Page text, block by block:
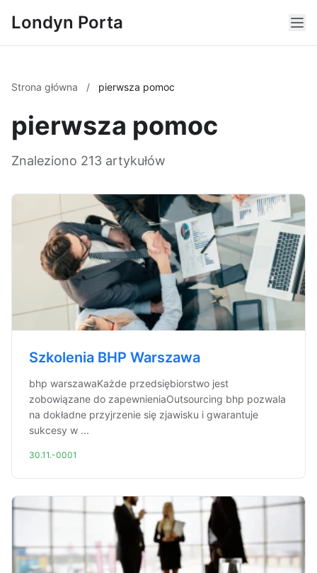
Londyn Porta
Strona główna / pierwsza pomoc
pierwsza pomoc
Znaleziono 213 artykułów
Szkolenia BHP Warszawa
bhp warszawaKażde przedsiębiorstwo jest
zobowiązane do zapewnieniaOutsourcing bhp pozwala
na dokładne przyjrzenie się zjawisku i gwarantuje
sukcesy w ...
30.11.-0001